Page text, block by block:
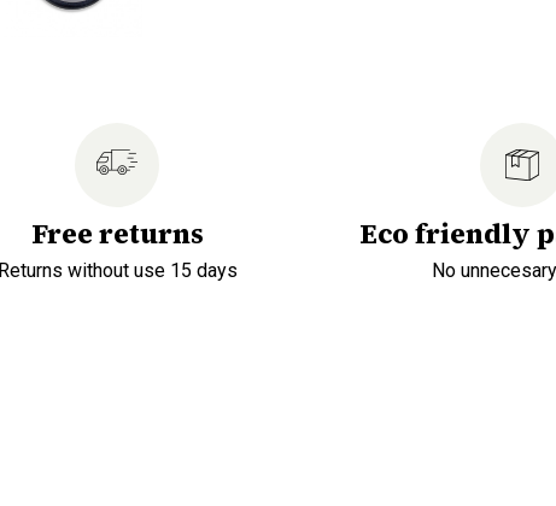
Free returns
Returns without use 15 days
Eco friendly
No